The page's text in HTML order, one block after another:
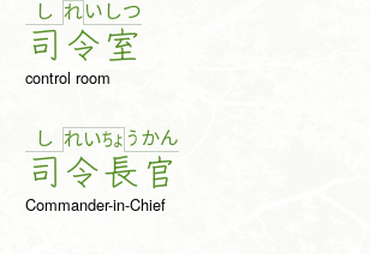
し
司
れい
令
しつ
室
control room
し
司
れい
令
ちょ う
長
かん
官
Commander-in-Chief